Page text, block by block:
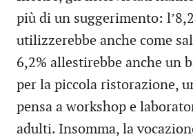
più di un suggerimento:
utilizzerebbe anche come
6,2% allestirebbe anche un
per la piccola ristorazione,
pensa a workshop e
adulti. Insomma, la